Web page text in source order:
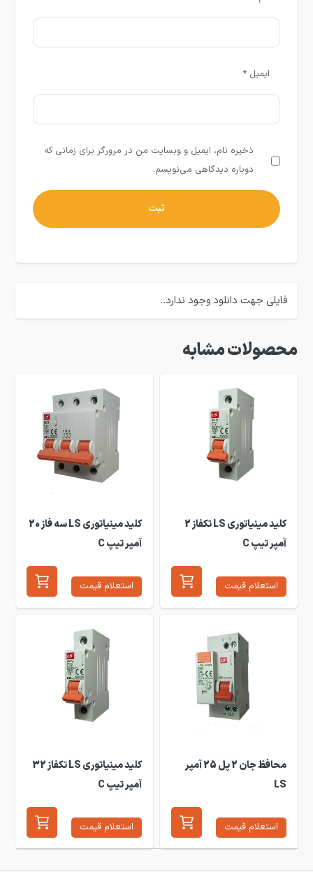
ایمیل*
ذخیره نام، ایمیل و وبسایت من در مرورگر برای زمانی که
دوباره دیدگاهی می‌نویسم.
فایلی جهت دانلود وجود ندارد..
محصولات مشابه
کلید مینیاتوری LS تکفاز 2
آمپر تیپ C
استعلام قیمت
کلید مینیاتوری LS سه فاز 20
آمپر تیپ C
استعلام قیمت
محافظ جان 2 پل 25 آمپر
LS
استعلام قیمت
کلید مینیاتوری LS تکفاز 32
آمپر تیپ C
استعلام قیمت